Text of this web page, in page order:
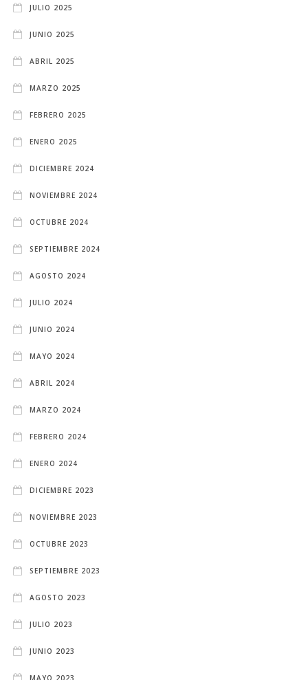
JULIO 2025
JUNIO 2025
ABRIL 2025
MARZO 2025
FEBRERO 2025
ENERO 2025
DICIEMBRE 2024
NOVIEMBRE 2024
OCTUBRE 2024
SEPTIEMBRE 2024
AGOSTO 2024
JULIO 2024
JUNIO 2024
MAYO 2024
ABRIL 2024
MARZO 2024
FEBRERO 2024
ENERO 2024
DICIEMBRE 2023
NOVIEMBRE 2023
OCTUBRE 2023
SEPTIEMBRE 2023
AGOSTO 2023
JULIO 2023
JUNIO 2023
MAYO 2023